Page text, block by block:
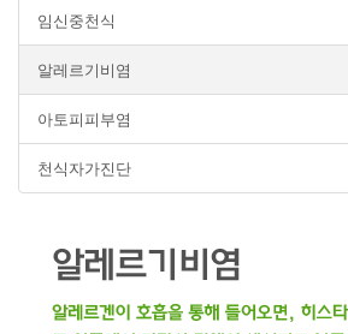
임신중천식
알레르기비염
아토피피부염
천식자가진단